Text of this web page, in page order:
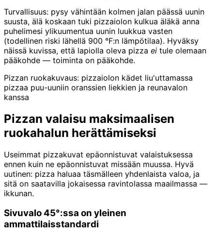
Turvallisuus: pysy vähintään kolmen jalan päässä uunin
suusta, älä koskaan tuki pizzaiolon kulkua äläkä anna
puhelimesi ylikuumentua uunin luukkua vasten
(todellinen riski lähellä 900 °F:n lämpötilaa). Hyväksy
näissä kuvissa, että lapiolla oleva pizza ei tule olemaan
pääkohde — toiminta on pääkohde.
Pizzan ruokakuvaus: pizzaiolon kädet liu'uttamassa
pizzaa puu-uuniin oranssien liekkien ja reunavalon
kanssa
Pizzan valaisu maksimaalisen
ruokahalun herättämiseksi
Useimmat pizzakuvat epäonnistuvat valaistuksessa
ennen kuin ne epäonnistuvat missään muussa. Hyvä
uutinen: pizza haluaa täsmälleen yhdenlaista valoa, ja
sitä on saatavilla jokaisessa ravintolassa maailmassa —
ikkunan.
Sivuvalo 45°:ssa on yleinen
ammattilaisstandardi